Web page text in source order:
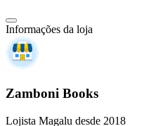
Informações da loja
Zamboni Books
Lojista Magalu desde 2018